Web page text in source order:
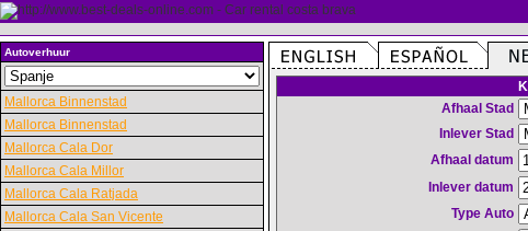
Autoverhuur
Mallorca Binnenstad
Mallorca Binnenstad
Mallorca Cala Dor
Mallorca Cala Millor
Mallorca Cala Ratjada
Mallorca Cala San Vicente
Afhaal Stad
Inlever Stad
Afhaal datum
Inlever datum
Type Auto